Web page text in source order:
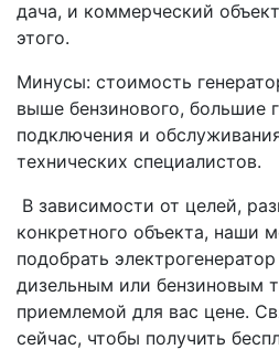
дача, и коммерческий
этого.
Минусы: стоимость
выше бензинового, большие
подключения и
технических специалистов.
В зависимости от целей,
конкретного объекта, наши
подобрать
дизельным или бензиновым
приемлемой для вас цене.
сейчас, чтобы получить